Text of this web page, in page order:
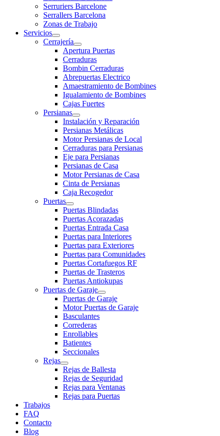
Serruriers Barcelone
Serrallers Barcelona
Zonas de Trabajo
Servicios
Cerrajería
Apertura Puertas
Cerraduras
Bombin Cerraduras
Abrepuertas Electrico
Amaestramiento de Bombines
Igualamiento de Bombines
Cajas Fuertes
Persianas
Instalación y Reparación
Persianas Metálicas
Motor Persianas de Local
Cerraduras para Persianas
Eje para Persianas
Persianas de Casa
Motor Persianas de Casa
Cinta de Persianas
Caja Recogedor
Puertas
Puertas Blindadas
Puertas Acorazadas
Puertas Entrada Casa
Puertas para Interiores
Puertas para Exteriores
Puertas para Comunidades
Puertas Cortafuegos RF
Puertas de Trasteros
Puertas Antiokupas
Puertas de Garaje
Puertas de Garaje
Motor Puertas de Garaje
Basculantes
Correderas
Enrollables
Batientes
Seccionales
Rejas
Rejas de Ballesta
Rejas de Seguridad
Rejas para Ventanas
Rejas para Puertas
Trabajos
FAQ
Contacto
Blog